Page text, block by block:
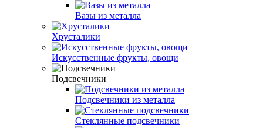
Вазы из металла
Хрусталики
Искусственные фрукты, овощи
Подсвечники
Подсвечники из металла
Стеклянные подсвечники